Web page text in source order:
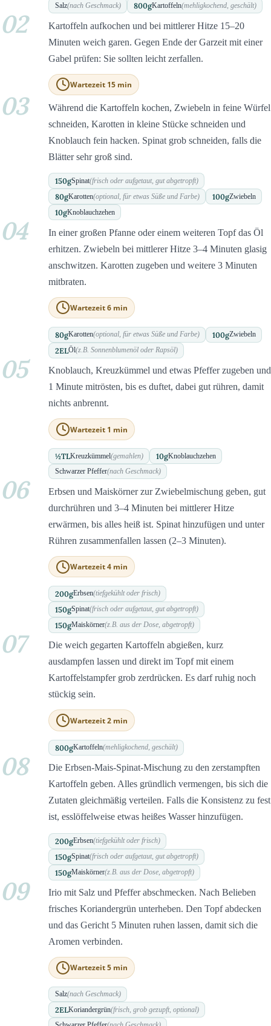
Salz(nach Geschmack) 800gKartoffeln(mehligkochend, geschält)
02
Kartoffeln aufkochen und bei mittlerer Hitze 15–20
Minuten weich garen. Gegen Ende der Garzeit mit einer
Gabel prüfen: Sie sollten leicht zerfallen.
Wartezeit 15 min
03
Während die Kartoffeln kochen, Zwiebeln in feine Würfel
schneiden, Karotten in kleine Stücke schneiden und
Knoblauch fein hacken. Spinat grob schneiden, falls die
Blätter sehr groß sind.
150gSpinat(frisch oder aufgetaut, gut abgetropft)
80gKarotten(optional, für etwas Süße und Farbe) 100gZwiebeln
10gKnoblauchzehen
04
In einer großen Pfanne oder einem weiteren Topf das Öl
erhitzen. Zwiebeln bei mittlerer Hitze 3–4 Minuten glasig
anschwitzen. Karotten zugeben und weitere 3 Minuten
mitbraten.
Wartezeit 6 min
80gKarotten(optional, für etwas Süße und Farbe) 100gZwiebeln
2ELÖl(z.B. Sonnenblumenöl oder Rapsöl)
05
Knoblauch, Kreuzkümmel und etwas Pfeffer zugeben und
1 Minute mitrösten, bis es duftet, dabei gut rühren, damit
nichts anbrennt.
Wartezeit 1 min
½TLKreuzkümmel(gemahlen) 10gKnoblauchzehen
Schwarzer Pfeffer(nach Geschmack)
06
Erbsen und Maiskörner zur Zwiebelmischung geben, gut
durchrühren und 3–4 Minuten bei mittlerer Hitze
erwärmen, bis alles heiß ist. Spinat hinzufügen und unter
Rühren zusammenfallen lassen (2–3 Minuten).
Wartezeit 4 min
200gErbsen(tiefgekühlt oder frisch)
150gSpinat(frisch oder aufgetaut, gut abgetropft)
150gMaiskörner(z.B. aus der Dose, abgetropft)
07
Die weich gegarten Kartoffeln abgießen, kurz
ausdampfen lassen und direkt im Topf mit einem
Kartoffelstampfer grob zerdrücken. Es darf ruhig noch
stückig sein.
Wartezeit 2 min
800gKartoffeln(mehligkochend, geschält)
08
Die Erbsen-Mais-Spinat-Mischung zu den zerstampften
Kartoffeln geben. Alles gründlich vermengen, bis sich die
Zutaten gleichmäßig verteilen. Falls die Konsistenz zu fest
ist, esslöffelweise etwas heißes Wasser hinzufügen.
200gErbsen(tiefgekühlt oder frisch)
150gSpinat(frisch oder aufgetaut, gut abgetropft)
150gMaiskörner(z.B. aus der Dose, abgetropft)
09
Irio mit Salz und Pfeffer abschmecken. Nach Belieben
frisches Koriandergrün unterheben. Den Topf abdecken
und das Gericht 5 Minuten ruhen lassen, damit sich die
Aromen verbinden.
Wartezeit 5 min
Salz(nach Geschmack)
2ELKoriandergrün(frisch, grob gezupft, optional)